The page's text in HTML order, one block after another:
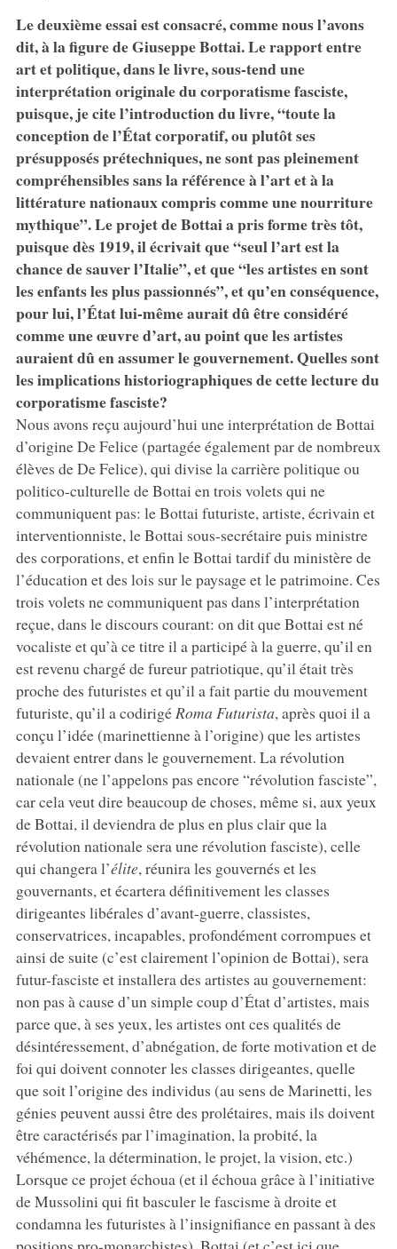
Le deuxième essai est consacré, comme nous l’avons
dit, à la figure de Giuseppe Bottai. Le rapport entre
art et politique, dans le livre, sous-tend une
interprétation originale du corporatisme fasciste,
puisque, je cite l’introduction du livre, “toute la
conception de l’État corporatif, ou plutôt ses
présupposés prétechniques, ne sont pas pleinement
compréhensibles sans la référence à l’art et à la
littérature nationaux compris comme une nourriture
mythique”. Le projet de Bottai a pris forme très tôt,
puisque dès 1919, il écrivait que “seul l’art est la
chance de sauver l’Italie”, et que “les artistes en sont
les enfants les plus passionnés”, et qu’en conséquence,
pour lui, l’État lui-même aurait dû être considéré
comme une œuvre d’art, au point que les artistes
auraient dû en assumer le gouvernement. Quelles sont
les implications historiographiques de cette lecture du
corporatisme fasciste?
Nous avons reçu aujourd’hui une interprétation de Bottai
d’origine De Felice (partagée également par de nombreux
élèves de De Felice), qui divise la carrière politique ou
politico-culturelle de Bottai en trois volets qui ne
communiquent pas: le Bottai futuriste, artiste, écrivain et
interventionniste, le Bottai sous-secrétaire puis ministre
des corporations, et enfin le Bottai tardif du ministère de
l’éducation et des lois sur le paysage et le patrimoine. Ces
trois volets ne communiquent pas dans l’interprétation
reçue, dans le discours courant: on dit que Bottai est né
vocaliste et qu’à ce titre il a participé à la guerre, qu’il en
est revenu chargé de fureur patriotique, qu’il était très
proche des futuristes et qu’il a fait partie du mouvement
futuriste, qu’il a codirigé Roma Futurista, après quoi il a
conçu l’idée (marinettienne à l’origine) que les artistes
devaient entrer dans le gouvernement. La révolution
nationale (ne l’appelons pas encore “révolution fasciste”,
car cela veut dire beaucoup de choses, même si, aux yeux
de Bottai, il deviendra de plus en plus clair que la
révolution nationale sera une révolution fasciste), celle
qui changera l’élite, réunira les gouvernés et les
gouvernants, et écartera définitivement les classes
dirigeantes libérales d’avant-guerre, classistes,
conservatrices, incapables, profondément corrompues et
ainsi de suite (c’est clairement l’opinion de Bottai), sera
futur-fasciste et installera des artistes au gouvernement:
non pas à cause d’un simple coup d’État d’artistes, mais
parce que, à ses yeux, les artistes ont ces qualités de
désintéressement, d’abnégation, de forte motivation et de
foi qui doivent connoter les classes dirigeantes, quelle
que soit l’origine des individus (au sens de Marinetti, les
génies peuvent aussi être des prolétaires, mais ils doivent
être caractérisés par l’imagination, la probité, la
véhémence, la détermination, le projet, la vision, etc.)
Lorsque ce projet échoua (et il échoua grâce à l’initiative
de Mussolini qui fit basculer le fascisme à droite et
condamna les futuristes à l’insignifiance en passant à des